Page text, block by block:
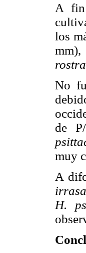
A fin
los
mm),
No
de
muy
A
H.